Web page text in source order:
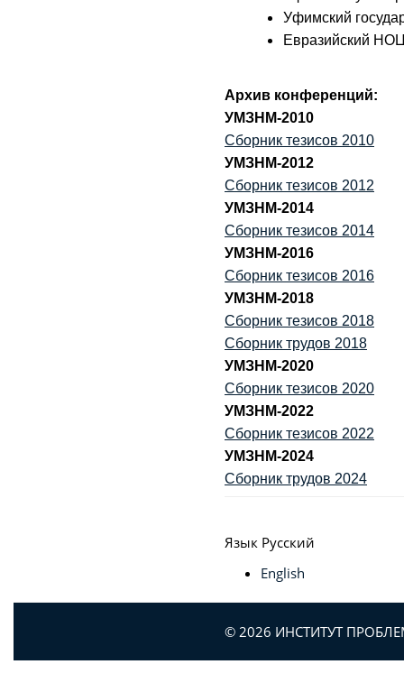
Уфимский
Евразийский
Архив конференций:
УМЗНМ-2010
Сборник тезисов 2010
УМЗНМ-2012
Сборник тезисов 2012
УМЗНМ-2014
Сборник тезисов 2014
УМЗНМ-2016
Сборник тезисов 2016
УМЗНМ-2018
Сборник тезисов 2018
Сборник трудов 2018
УМЗНМ-2020
Сборник тезисов 2020
УМЗНМ-2022
Сборник тезисов 2022
УМЗНМ-2024
Сборник трудов 2024
Язык Русский
English
© 2026 ИНСТИТУТ